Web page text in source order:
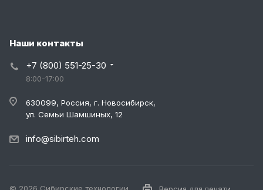
Наши контакты
+7 (800) 551-25-30
8:00-17:00
630099, Россия, г. Новосибирск,
ул. Семьи Шамшиных, 12
info@sibirteh.com